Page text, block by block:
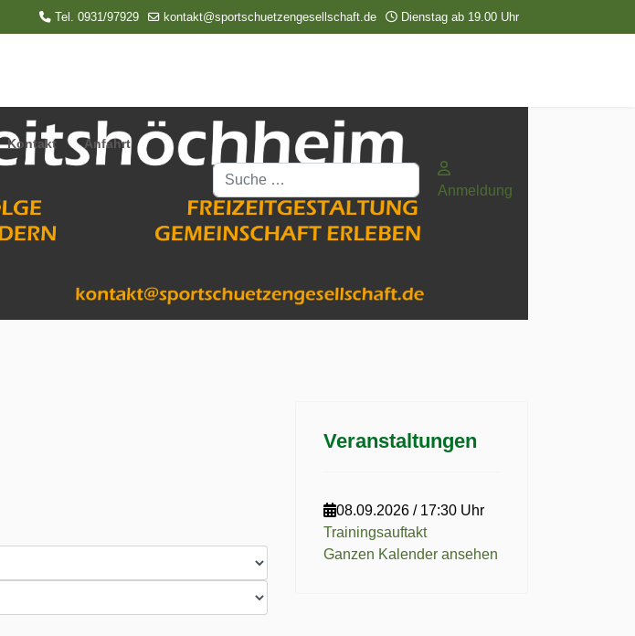
Tel. 0931/97929 kontakt@sportschuetzengesellschaft.de Dienstag ab 19.00 Uhr
Kontakt Anfahrt
Suchen
Anmeldung
Veranstaltungen
08.09.2026 / 17:30 Uhr
Trainingsauftakt
Ganzen Kalender ansehen